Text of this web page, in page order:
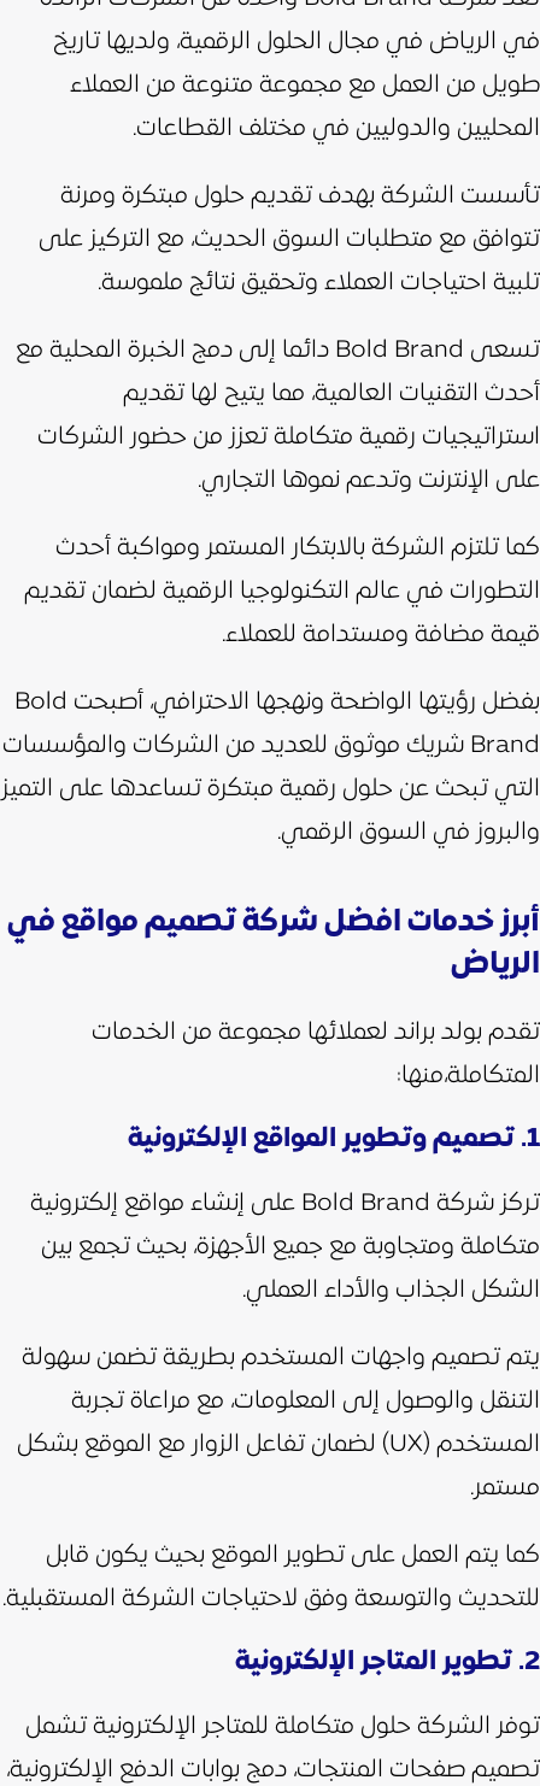
في الرياض في مجال الحلول الرقمية، ولديها تاريخ
طويل من العمل مع مجموعة متنوعة من العملاء
المحليين والدوليين في مختلف القطاعات.
تأسست الشركة بهدف تقديم حلول مبتكرة ومرنة
تتوافق مع متطلبات السوق الحديث، مع التركيز على
تلبية احتياجات العملاء وتحقيق نتائج ملموسة.
تسعى Bold Brand دائما إلى دمج الخبرة المحلية مع
أحدث التقنيات العالمية، مما يتيح لها تقديم
استراتيجيات رقمية متكاملة تعزز من حضور الشركات
على الإنترنت وتدعم نموها التجاري.
كما تلتزم الشركة بالابتكار المستمر ومواكبة أحدث
التطورات في عالم التكنولوجيا الرقمية لضمان تقديم
قيمة مضافة ومستدامة للعملاء.
بفضل رؤيتها الواضحة ونهجها الاحترافي، أصبحت Bold
Brand شريك موثوق للعديد من الشركات والمؤسسات
التي تبحث عن حلول رقمية مبتكرة تساعدها على التميز
والبروز في السوق الرقمي.
أبرز خدمات افضل شركة تصميم مواقع في
الرياض
تقدم بولد براند لعملائها مجموعة من الخدمات
المتكاملة،منها:
1. تصميم وتطوير المواقع الإلكترونية
تركز شركة Bold Brand على إنشاء مواقع إلكترونية
متكاملة ومتجاوبة مع جميع الأجهزة، بحيث تجمع بين
الشكل الجذاب والأداء العملي.
يتم تصميم واجهات المستخدم بطريقة تضمن سهولة
التنقل والوصول إلى المعلومات، مع مراعاة تجربة
المستخدم (UX) لضمان تفاعل الزوار مع الموقع بشكل
مستمر.
كما يتم العمل على تطوير الموقع بحيث يكون قابل
للتحديث والتوسعة وفق لاحتياجات الشركة المستقبلية.
2. تطوير المتاجر الإلكترونية
توفر الشركة حلول متكاملة للمتاجر الإلكترونية تشمل
تصميم صفحات المنتجات، دمج بوابات الدفع الإلكترونية،